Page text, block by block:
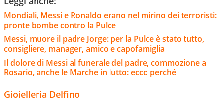
Mondiali, Messi e Ronaldo erano nel mirino dei terroristi:
pronte bombe contro la Pulce
Messi, muore il padre Jorge: per la Pulce è stato tutto,
consigliere, manager, amico e capofamiglia
Il dolore di Messi al funerale del padre, commozione a
Rosario, anche le Marche in lutto: ecco perché
Gioielleria Delfino